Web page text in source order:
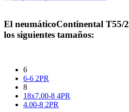
El neumáticoContinental T55/2
los siguientes tamaños:
6
6-6 2PR
8
18x7.00-8 4PR
4.00-8 2PR